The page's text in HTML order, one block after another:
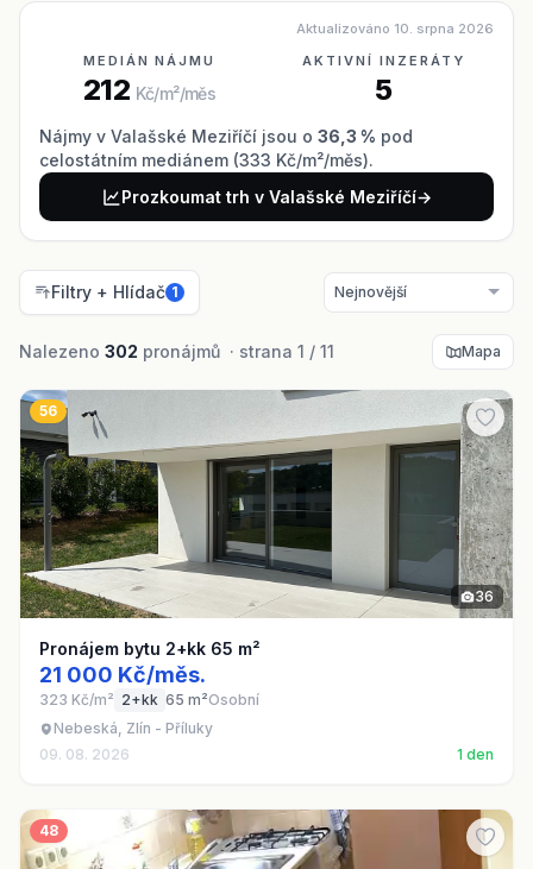
Aktualizováno 10. srpna 2026
MEDIÁN NÁJMU
212 Kč/m²/měs
AKTIVNÍ INZERÁTY
5
Nájmy v Valašské Meziříčí jsou o 36,3 % pod
celostátním mediánem (333 Kč/m²/měs).
Prozkoumat trh v Valašské Meziříčí→
Filtry + Hlídač 1
Nalezeno 302 pronájmů · strana 1 / 11 Mapa
56
36
Pronájem bytu 2+kk 65 m²
21 000 Kč/měs.
323 Kč/m² 2+kk 65 m²Osobní
Nebeská, Zlín - Příluky
09. 08. 2026
1 den
48